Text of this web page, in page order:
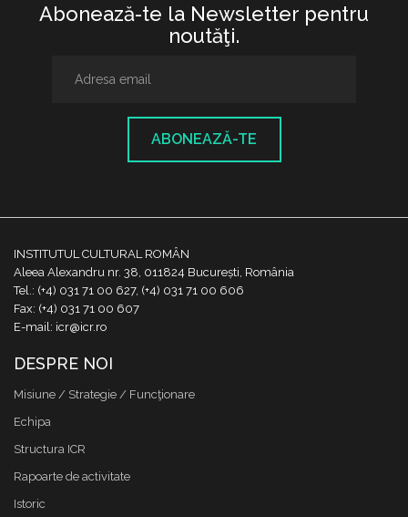
Abonează-te la Newsletter pentru
noutăţi.
ABONEAZĂ-TE
INSTITUTUL CULTURAL ROMÂN
Aleea Alexandru nr. 38, 011824 București, România
Tel.: (+4) 031 71 00 627, (+4) 031 71 00 606
Fax: (+4) 031 71 00 607
E-mail: icr@icr.ro
DESPRE NOI
Misiune / Strategie / Funcţionare
Echipa
Structura ICR
Rapoarte de activitate
Istoric